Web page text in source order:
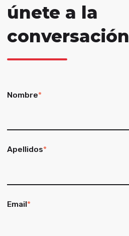
únete a la
conversación
Nombre*
Apellidos*
Email*